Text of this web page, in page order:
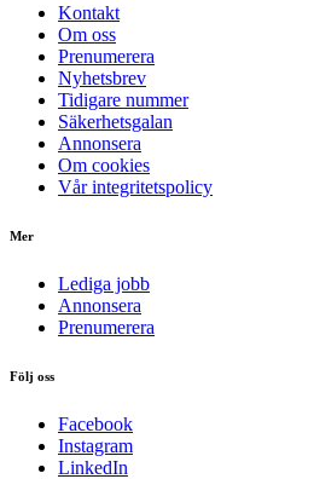
Kontakt
Om oss
Prenumerera
Nyhetsbrev
Tidigare nummer
Säkerhetsgalan
Annonsera
Om cookies
Vår integritetspolicy
Mer
Lediga jobb
Annonsera
Prenumerera
Följ oss
Facebook
Instagram
LinkedIn